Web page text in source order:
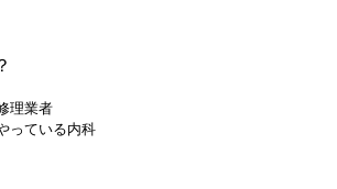
理業者
っている内科